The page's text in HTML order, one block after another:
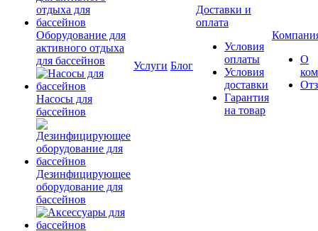
Оборудование для
активного отдыха
для бассейнов
Насосы для
бассейнов
Дезинфицирующее
оборудование для
бассейнов
Услуги Блог
Доставки и
оплата
Условия
оплаты
Условия
доставки
Гарантия
на товар
О